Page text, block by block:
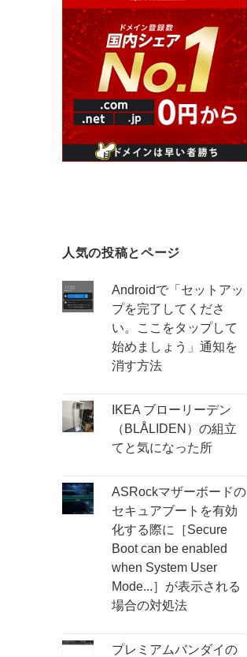
人気の投稿とページ
Androidで「セットアッ
プを完了してくださ
い。ここをタップして
始めましょう」通知を
消す方法
IKEA ブローリーデン
（BLÅLIDEN）の組立
てと気になった所
ASRockマザーボードの
セキュアブートを有効
化する際に［Secure
Boot can be enabled
when System User
Mode...］が表示される
場合の対処法
プレミアムバンダイの